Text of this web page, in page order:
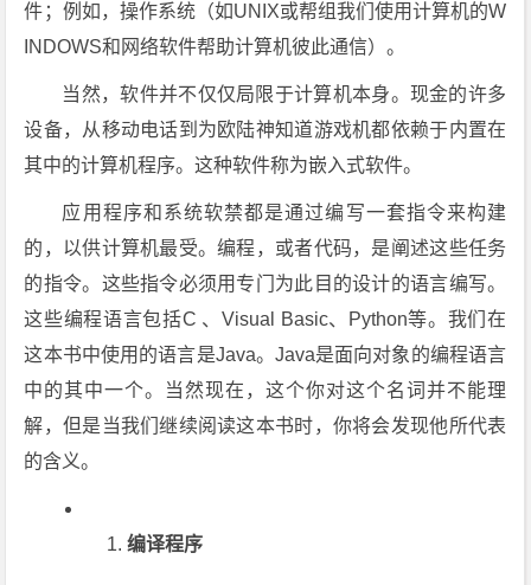
件；例如，操作系统（如UNIX或帮组我们使用计算机的W
INDOWS和网络软件帮助计算机彼此通信）。
当然，软件并不仅仅局限于计算机本身。现金的许多
设备，从移动电话到为欧陆神知道游戏机都依赖于内置在
其中的计算机程序。这种软件称为嵌入式软件。
应用程序和系统软禁都是通过编写一套指令来构建
的，以供计算机最受。编程，或者代码，是阐述这些任务
的指令。这些指令必须用专门为此目的设计的语言编写。
这些编程语言包括C 、Visual Basic、Python等。我们在
这本书中使用的语言是Java。Java是面向对象的编程语言
中的其中一个。当然现在，这个你对这个名词并不能理
解，但是当我们继续阅读这本书时，你将会发现他所代表
的含义。
编译程序